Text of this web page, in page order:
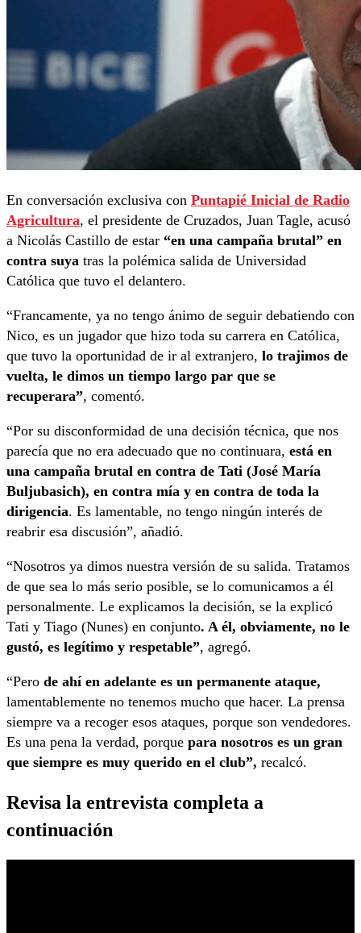
En conversación exclusiva con Puntapié Inicial de Radio
Agricultura, el presidente de Cruzados, Juan Tagle, acusó
a Nicolás Castillo de estar “en una campaña brutal” en
contra suya tras la polémica salida de Universidad
Católica que tuvo el delantero.
“Francamente, ya no tengo ánimo de seguir debatiendo con
Nico, es un jugador que hizo toda su carrera en Católica,
que tuvo la oportunidad de ir al extranjero, lo trajimos de
vuelta, le dimos un tiempo largo par que se
recuperara”, comentó.
“Por su disconformidad de una decisión técnica, que nos
parecía que no era adecuado que no continuara, está en
una campaña brutal en contra de Tati (José María
Buljubasich), en contra mía y en contra de toda la
dirigencia. Es lamentable, no tengo ningún interés de
reabrir esa discusión”, añadió.
“Nosotros ya dimos nuestra versión de su salida. Tratamos
de que sea lo más serio posible, se lo comunicamos a él
personalmente. Le explicamos la decisión, se la explicó
Tati y Tiago (Nunes) en conjunto. A él, obviamente, no le
gustó, es legítimo y respetable”, agregó.
“Pero de ahí en adelante es un permanente ataque,
lamentablemente no tenemos mucho que hacer. La prensa
siempre va a recoger esos ataques, porque son vendedores.
Es una pena la verdad, porque para nosotros es un gran
que siempre es muy querido en el club”, recalcó.
Revisa la entrevista completa a
continuación